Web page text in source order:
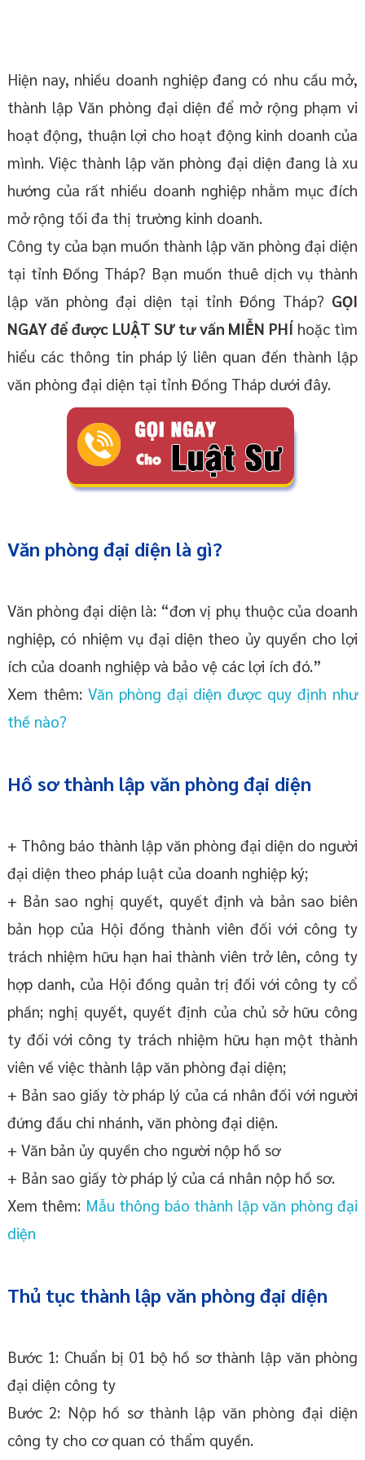
Hiện nay, nhiều doanh nghiệp đang có nhu cầu mở,
thành lập Văn phòng đại diện để mở rộng phạm vi
hoạt động, thuận lợi cho hoạt động kinh doanh của
mình. Việc thành lập văn phòng đại diện đang là xu
hướng của rất nhiều doanh nghiệp nhằm mục đích
mở rộng tối đa thị trường kinh doanh.
Công ty của bạn muốn thành lập văn phòng đại diện
tại tỉnh Đồng Tháp? Bạn muốn thuê dịch vụ thành
lập văn phòng đại diện tại tỉnh Đồng Tháp? GỌI
NGAY để được LUẬT SƯ tư vấn MIỄN PHÍ hoặc tìm
hiểu các thông tin pháp lý liên quan đến thành lập
văn phòng đại diện tại tỉnh Đồng Tháp dưới đây.
Văn phòng đại diện là gì?
Văn phòng đại diện là: “đơn vị phụ thuộc của doanh
nghiệp, có nhiệm vụ đại diện theo ủy quyền cho lợi
ích của doanh nghiệp và bảo vệ các lợi ích đó.”
Xem thêm: Văn phòng đại diện được quy định như
thế nào?
Hồ sơ thành lập văn phòng đại diện
+ Thông báo thành lập văn phòng đại diện do người
đại diện theo pháp luật của doanh nghiệp ký;
+ Bản sao nghị quyết, quyết định và bản sao biên
bản họp của Hội đồng thành viên đối với công ty
trách nhiệm hữu hạn hai thành viên trở lên, công ty
hợp danh, của Hội đồng quản trị đối với công ty cổ
phần; nghị quyết, quyết định của chủ sở hữu công
ty đối với công ty trách nhiệm hữu hạn một thành
viên về việc thành lập văn phòng đại diện;
+ Bản sao giấy tờ pháp lý của cá nhân đối với người
đứng đầu chi nhánh, văn phòng đại diện.
+ Văn bản ủy quyền cho người nộp hồ sơ
+ Bản sao giấy tờ pháp lý của cá nhân nộp hồ sơ.
Xem thêm: Mẫu thông báo thành lập văn phòng đại
diện
Thủ tục thành lập văn phòng đại diện
Bước 1: Chuẩn bị 01 bộ hồ sơ thành lập văn phòng
đại diện công ty
Bước 2: Nộp hồ sơ thành lập văn phòng đại diện
công ty cho cơ quan có thẩm quyền.